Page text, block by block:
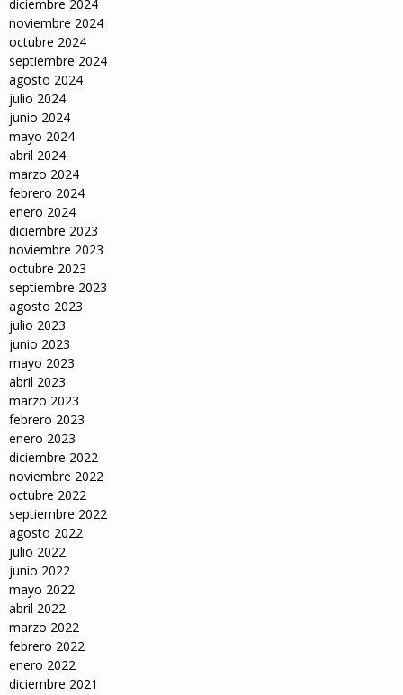
diciembre 2024
noviembre 2024
octubre 2024
septiembre 2024
agosto 2024
julio 2024
junio 2024
mayo 2024
abril 2024
marzo 2024
febrero 2024
enero 2024
diciembre 2023
noviembre 2023
octubre 2023
septiembre 2023
agosto 2023
julio 2023
junio 2023
mayo 2023
abril 2023
marzo 2023
febrero 2023
enero 2023
diciembre 2022
noviembre 2022
octubre 2022
septiembre 2022
agosto 2022
julio 2022
junio 2022
mayo 2022
abril 2022
marzo 2022
febrero 2022
enero 2022
diciembre 2021